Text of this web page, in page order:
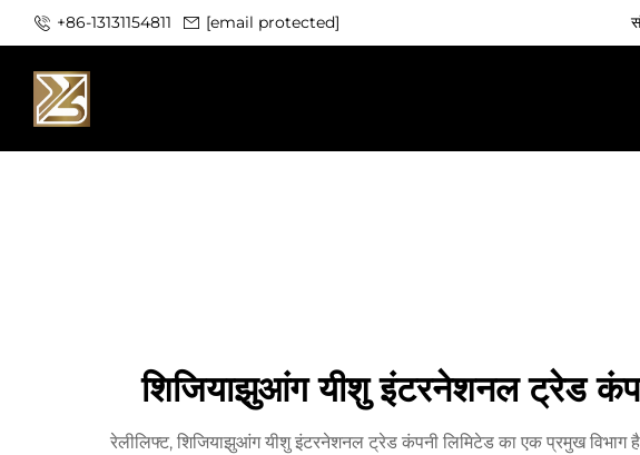
+86-13131154811 [email protected]
शिजियाझुआंग यीशु इंटरनेशनल ट्रेड
रेलीलिफ्ट, शिजियाझुआंग यीशु इंटरनेशनल ट्रेड कंपनी लिमिटेड का एक प्रमुख विभाग